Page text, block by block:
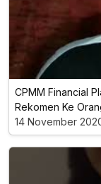
CPMM Financial
Rekomen Ke
14 November